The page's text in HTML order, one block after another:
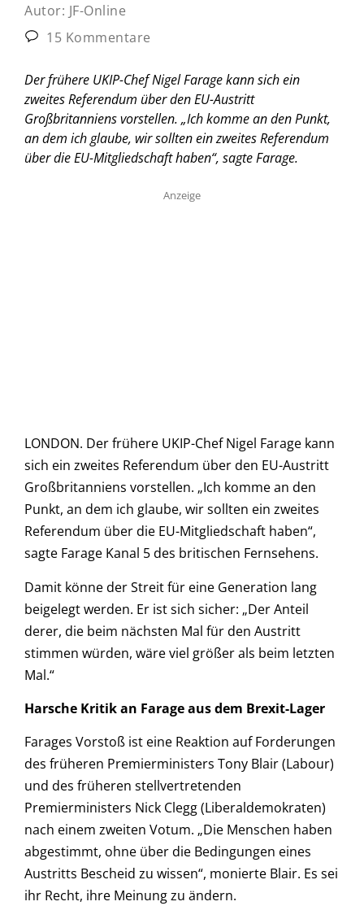
Autor: JF-Online
15 Kommentare
Der frühere UKIP-Chef Nigel Farage kann sich ein
zweites Referendum über den EU-Austritt
Großbritanniens vorstellen. „Ich komme an den Punkt,
an dem ich glaube, wir sollten ein zweites Referendum
über die EU-Mitgliedschaft haben“, sagte Farage.
Anzeige
LONDON. Der frühere UKIP-Chef Nigel Farage kann
sich ein zweites Referendum über den EU-Austritt
Großbritanniens vorstellen. „Ich komme an den
Punkt, an dem ich glaube, wir sollten ein zweites
Referendum über die EU-Mitgliedschaft haben“,
sagte Farage Kanal 5 des britischen Fernsehens.
Damit könne der Streit für eine Generation lang
beigelegt werden. Er ist sich sicher: „Der Anteil
derer, die beim nächsten Mal für den Austritt
stimmen würden, wäre viel größer als beim letzten
Mal.“
Harsche Kritik an Farage aus dem Brexit-Lager
Farages Vorstoß ist eine Reaktion auf Forderungen
des früheren Premierministers Tony Blair (Labour)
und des früheren stellvertretenden
Premierministers Nick Clegg (Liberaldemokraten)
nach einem zweiten Votum. „Die Menschen haben
abgestimmt, ohne über die Bedingungen eines
Austritts Bescheid zu wissen“, monierte Blair. Es sei
ihr Recht, ihre Meinung zu ändern.